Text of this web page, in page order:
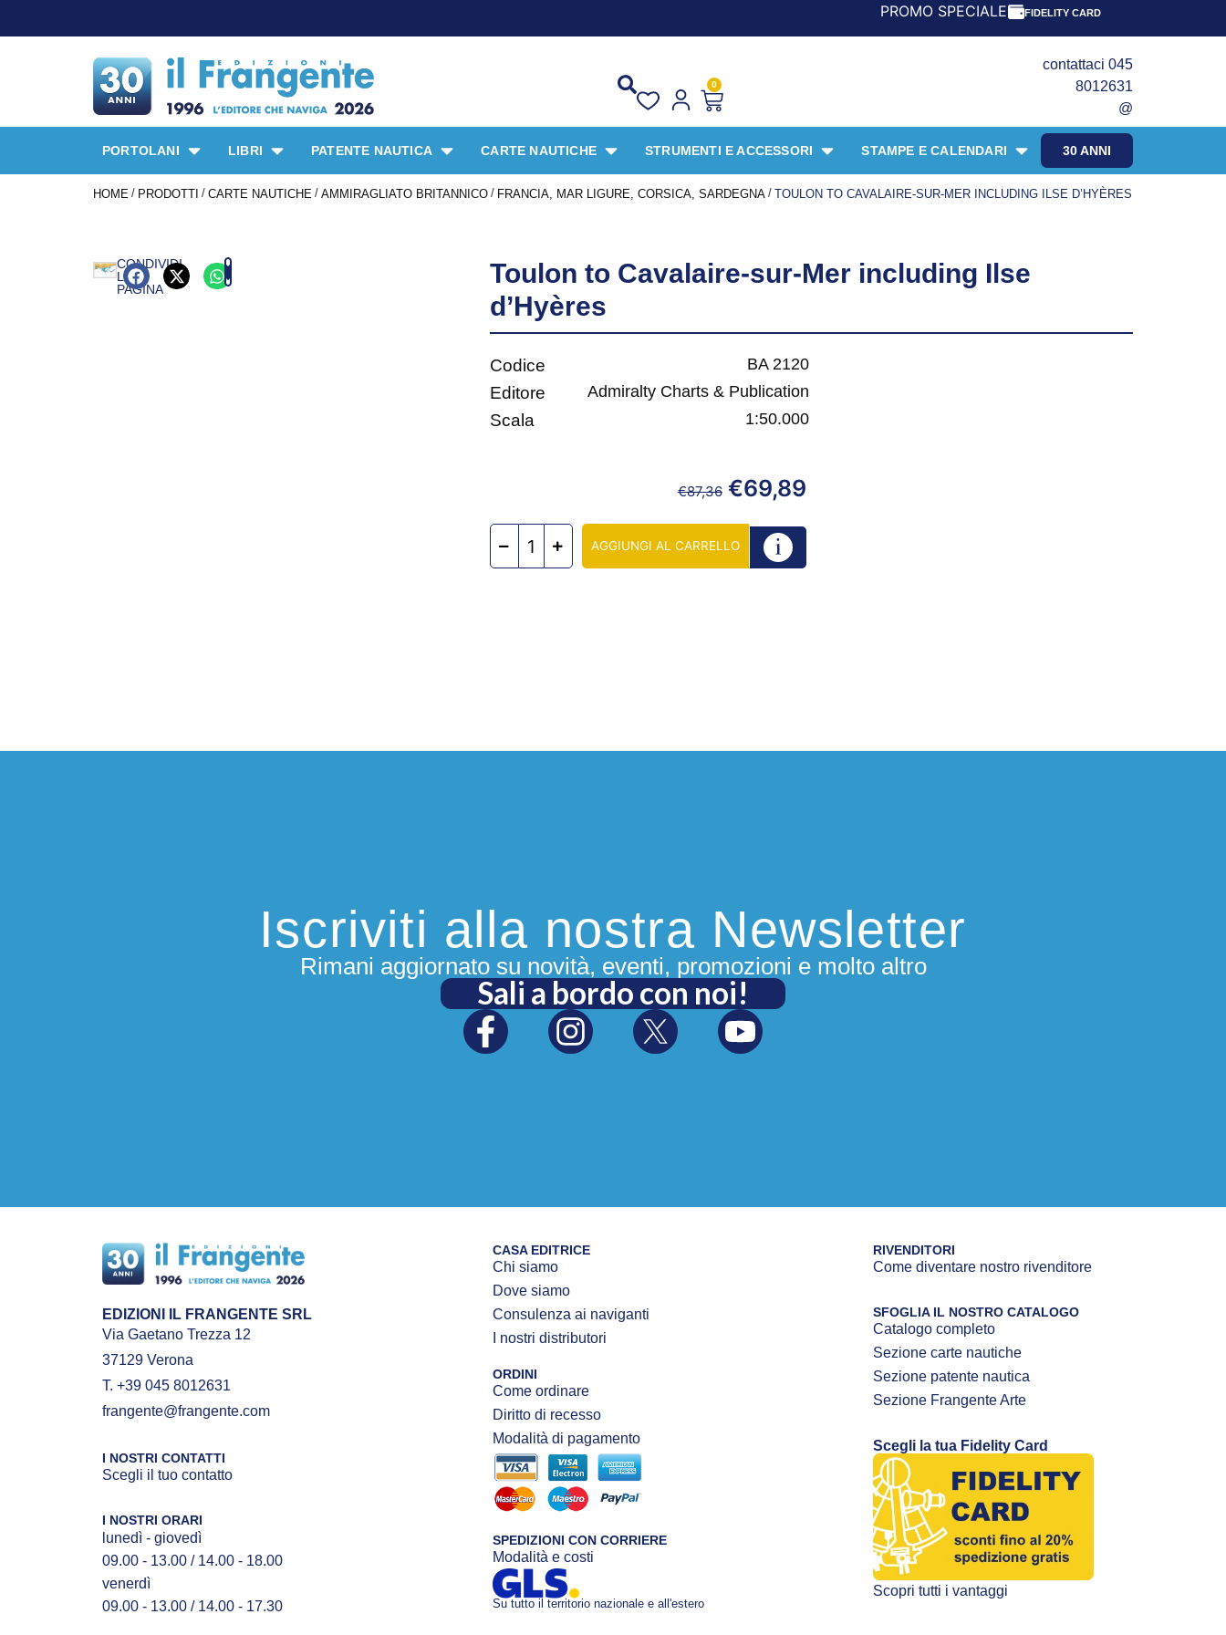
PROMO SPECIALE LIBRI PER I 30 ANNI DEL
FIDELITY CARD
0
contattaci 045
8012631
@
30 ANNI
PORTOLANI LIBRI PATENTE NAUTICA CARTE NAUTICHE STRUMENTI E ACCESSORI STAMPE E CALENDARI
HOME / PRODOTTI / CARTE NAUTICHE / AMMIRAGLIATO BRITANNICO / FRANCIA, MAR LIGURE, CORSICA, SARDEGNA / TOULON TO CAVALAIRE-SUR-MER INCLUDING ILSE D’HYÈRES
CONDIVIDI
LA
PAGINA
Toulon to Cavalaire-sur-Mer including Ilse
d’Hyères
Codice BA 2120
Editore Admiralty Charts & Publication
Scala 1:50.000
€87,36 €69,89
AGGIUNGI AL CARRELLO
Iscriviti alla nostra Newsletter
Rimani aggiornato su novità, eventi, promozioni e molto altro
Sali a bordo con noi!
EDIZIONI IL FRANGENTE SRL
Via Gaetano Trezza 12
37129 Verona
T. +39 045 8012631
frangente@frangente.com
I NOSTRI CONTATTI
Scegli il tuo contatto
I NOSTRI ORARI
lunedì - giovedì
09.00 - 13.00 / 14.00 - 18.00
venerdì
09.00 - 13.00 / 14.00 - 17.30
CASA EDITRICE
Chi siamo
Dove siamo
Consulenza ai naviganti
I nostri distributori
ORDINI
Come ordinare
Diritto di recesso
Modalità di pagamento
SPEDIZIONI CON CORRIERE
Modalità e costi
Su tutto il territorio nazionale e all'estero
RIVENDITORI
Come diventare nostro rivenditore
SFOGLIA IL NOSTRO CATALOGO
Catalogo completo
Sezione carte nautiche
Sezione patente nautica
Sezione Frangente Arte
Scegli la tua Fidelity Card
Scopri tutti i vantaggi